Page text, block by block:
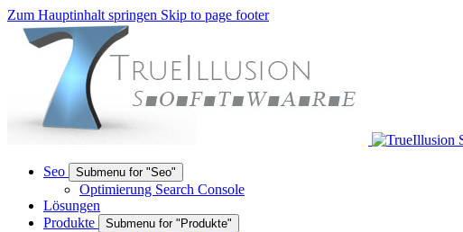
Zum Hauptinhalt springen Skip to page footer
Seo Submenu for "Seo"
Optimierung Search Console
Lösungen
Produkte
Submenu for "Produkte"